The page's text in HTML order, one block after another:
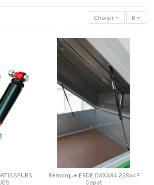
Choisir 6
Remorque ERDE DAXARA 239x4F
Capot